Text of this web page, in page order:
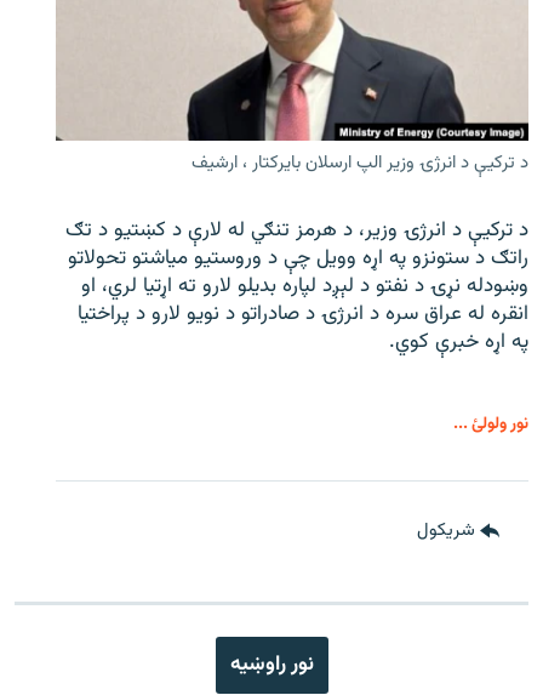
د ترکیې د انرژۍ وزیر الپ ارسلان بایرکتار ، ارشیف
د ترکیې د انرژۍ وزیر، د هرمز تنګي له لارې د کښتیو د تګ
راتګ د ستونزو په اړه وویل چې د وروستیو میاشتو تحولاتو
وښودله نړۍ د نفتو د لېږد لپاره بدیلو لارو ته اړتیا لري، او
انقره له عراق سره د انرژۍ د صادراتو د نویو لارو د پراختیا
په اړه خبرې کوي.
نور ولولئ ...
شريکول
نور راوښيه